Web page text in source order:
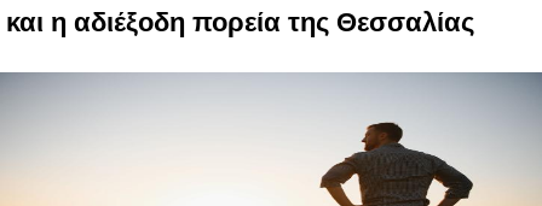
και η αδιέξοδη πορεία της Θεσσαλίας